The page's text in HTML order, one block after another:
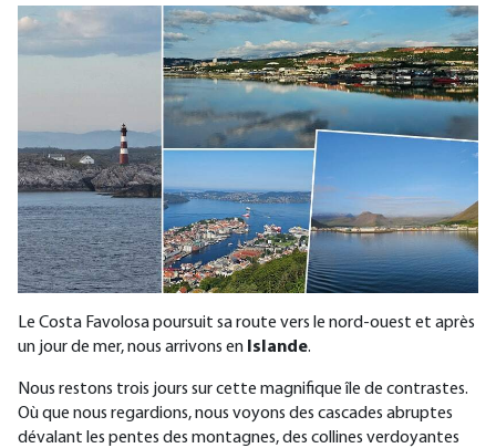
Le Costa Favolosa poursuit sa route vers le nord-ouest et après
un jour de mer, nous arrivons en Islande.
Nous restons trois jours sur cette magnifique île de contrastes.
Où que nous regardions, nous voyons des cascades abruptes
dévalant les pentes des montagnes, des collines verdoyantes